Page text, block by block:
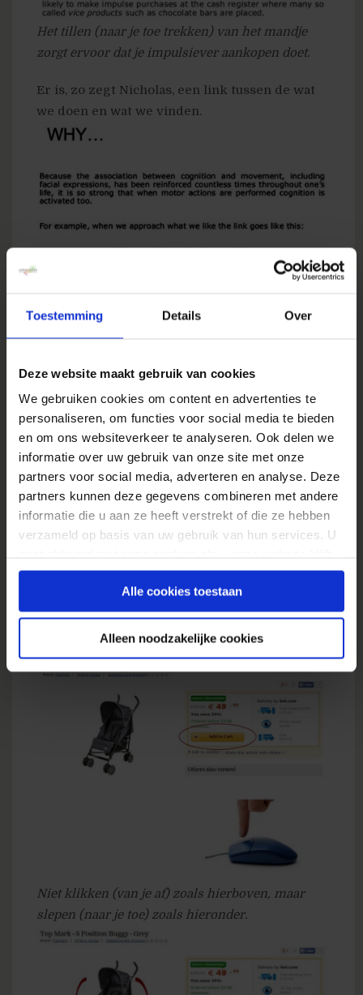
Toestemming Details Over
Deze website maakt gebruik van cookies
We gebruiken cookies om content en advertenties te
personaliseren, om functies voor social media te bieden
en om ons websiteverkeer te analyseren. Ook delen we
informatie over uw gebruik van onze site met onze
partners voor social media, adverteren en analyse. Deze
partners kunnen deze gegevens combineren met andere
informatie die u aan ze heeft verstrekt of die ze hebben
verzameld op basis van uw gebruik van hun services. U
gebruiken.
Alle cookies toestaan
Alleen noodzakelijke cookies
Het tillen (naar je toe trekken) van het mandje
zorgt ervoor dat je impulsiever aankopen doet.
Er is, zo zegt Nicholas, een link tussen de wat
we doen en wat we vinden.
Wanneer je deze kennis doortrekt naar het
knop, wat een ‘van je afduw’ beweging is, wel
de juiste interactie is, een die tot de hoogste
conversie leidt. Nicholas pleit ervoor om,
bijvoorbeeld bij Bol.com, een A/B-test te doen
waarbij de ene groep bezoekers moeten
klikken voor hun aankoop en de andere groep
moeten slepen (naar je toe bewegen) voor hun
aankoop. Hij is ervan overtuigd dat de
naar je toe) tot een hogere conversie leidt.
De Bol.com A/B-test voor hogere
conversie
Niet klikken (van je af) zoals hierboven, maar
slepen (naar je toe) zoals hieronder.